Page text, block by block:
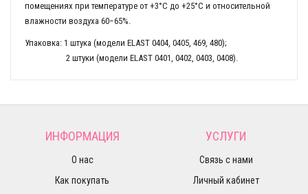
помещениях при температуре от +3°C до +25°C и относительной
влажности воздуха 60−65%.
Упаковка: 1 штука (модели ELAST 0404, 0405, 469, 480);
2 штуки (модели ELAST 0401, 0402, 0403, 0408).
ИНФОРМАЦИЯ
О нас
Как покупать
УСЛУГИ
Связь с нами
Личный кабинет